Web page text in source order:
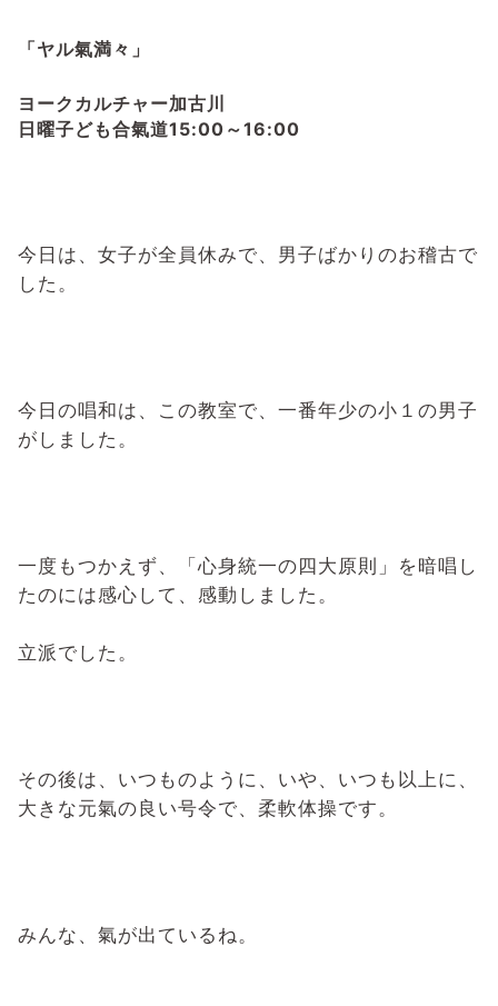
「ヤル氣満々」
ヨークカルチャー加古川
日曜子ども合氣道15:00～16:00
今日は、女子が全員休みで、男子ばかりのお稽古で
した。
今日の唱和は、この教室で、一番年少の小１の男子
がしました。
一度もつかえず、「心身統一の四大原則」を暗唱し
たのには感心して、感動しました。
立派でした。
その後は、いつものように、いや、いつも以上に、
大きな元氣の良い号令で、柔軟体操です。
みんな、氣が出ているね。